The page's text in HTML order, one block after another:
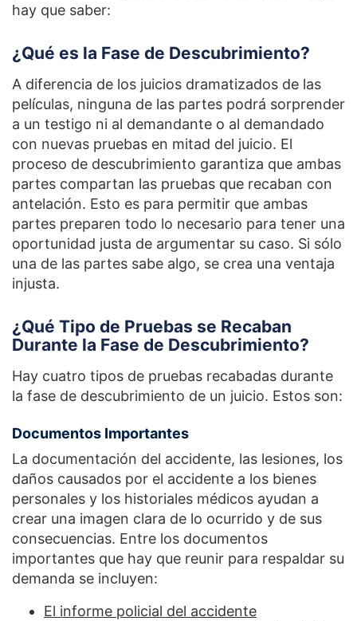
hay que saber:
¿Qué es la Fase de Descubrimiento?
A diferencia de los juicios dramatizados de las
películas, ninguna de las partes podrá sorprender
a un testigo ni al demandante o al demandado
con nuevas pruebas en mitad del juicio. El
proceso de descubrimiento garantiza que ambas
partes compartan las pruebas que recaban con
antelación. Esto es para permitir que ambas
partes preparen todo lo necesario para tener una
oportunidad justa de argumentar su caso. Si sólo
una de las partes sabe algo, se crea una ventaja
injusta.
¿Qué Tipo de Pruebas se Recaban
Durante la Fase de Descubrimiento?
Hay cuatro tipos de pruebas recabadas durante
la fase de descubrimiento de un juicio. Estos son:
Documentos Importantes
La documentación del accidente, las lesiones, los
daños causados por el accidente a los bienes
personales y los historiales médicos ayudan a
crear una imagen clara de lo ocurrido y de sus
consecuencias. Entre los documentos
importantes que hay que reunir para respaldar su
demanda se incluyen:
El informe policial del accidente